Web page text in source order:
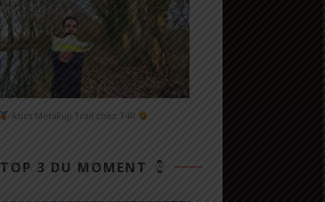
Asics MetaFuji Trail chez T4R
TOP 3 DU MOMENT